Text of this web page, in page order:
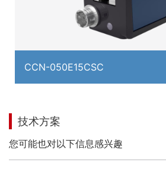
CCN-050E15CSC
技术方案
您可能也对以下信息感兴趣